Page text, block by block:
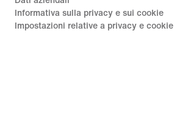
Informativa sulla privacy e sui cookie
Impostazioni relative a privacy e cookie